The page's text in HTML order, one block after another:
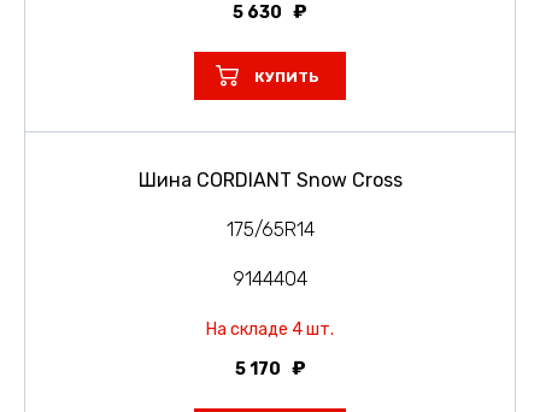
5 630
КУПИТЬ
Шина CORDIANT Snow Cross
175/65R14
9144404
На складе 4 шт.
5 170